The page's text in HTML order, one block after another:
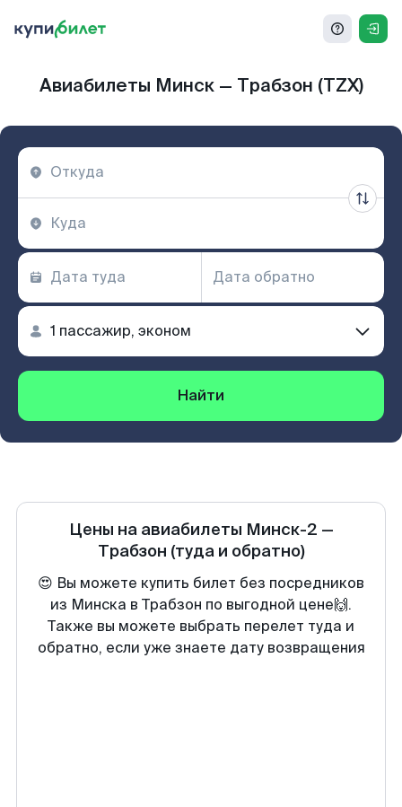
Авиабилеты Минск — Трабзон (TZX)
Найти
Цены на авиабилеты Минск-2 —
Трабзон (туда и обратно)
😍 Вы можете купить билет без посредников
из Минска в Трабзон по выгодной цене🙌.
Также вы можете выбрать перелет туда и
обратно, если уже знаете дату возвращения